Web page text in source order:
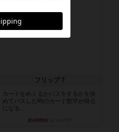
フリップ７
カードをめくるかパスをするかを決
めてパスした時のカード数字が得点
になる...
約6時間前